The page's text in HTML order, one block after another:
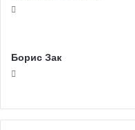
Борис Зак